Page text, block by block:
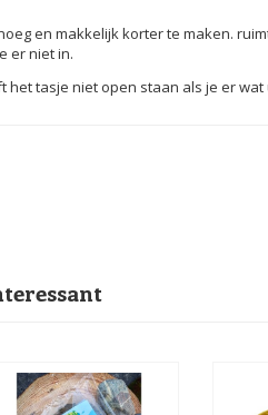
en makkelijk korter te maken.
er niet in.
het tasje niet open staan als je er wat
zijn zo gemakkelijk te
brokjes.